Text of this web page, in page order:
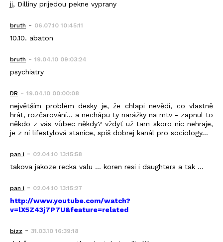
jj, Dilliny prijedou pekne vyprany
bruth - 06.07.10 10:45:11
10.10. abaton
bruth - 19.04.10 09:03:24
psychiatry
DR - 19.04.10 00:00:08
největším problém desky je, že chlapi nevědí, co vlastně
hrát, rozčarování... a nechápu ty narážky na mtv - zapnul to
někdo z vás vůbec někdy? vždyť už tam skoro nic nehraje,
je z ní lifestylová stanice, spíš dobrej kanál pro sociology...
pan i - 02.04.10 13:15:58
takova jakoze recka valu ... koren resi i daughters a tak ...
pan i - 02.04.10 13:15:27
http://www.youtube.com/watch?
v=lX5Z43j7P7U&feature=related
bizz - 31.03.10 16:39:18